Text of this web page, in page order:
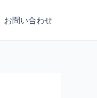
お問い合わせ